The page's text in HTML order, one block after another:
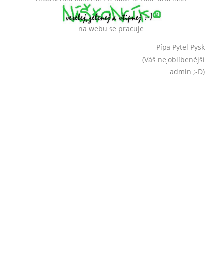
na webu se pracuje
Pípa Pytel Pysk
(Váš nejoblíbenější
admin ;-D)